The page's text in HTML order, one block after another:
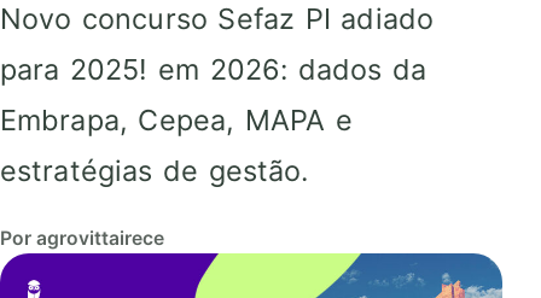
Novo concurso Sefaz PI adiado
para 2025! em 2026: dados da
Embrapa, Cepea, MAPA e
estratégias de gestão.
Por agrovittairece